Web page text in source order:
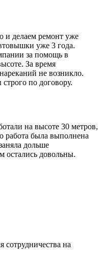
и делаем ремонт уже
уже 3 года.
за помощь в
За время
не возникло.
по договору.
на высоте 30 метров,
работа была выполнена
дольше
остались довольны.
сотрудничества на